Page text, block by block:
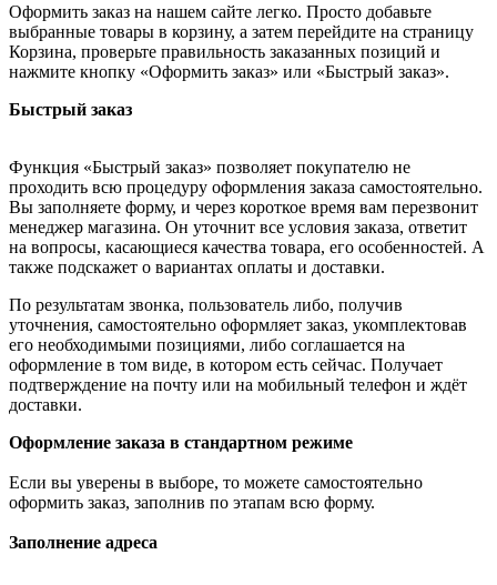
Оформить заказ на нашем сайте легко. Просто добавьте
выбранные товары в корзину, а затем перейдите на страницу
Корзина, проверьте правильность заказанных позиций и
нажмите кнопку «Оформить заказ» или «Быстрый заказ».
Быстрый заказ
Функция «Быстрый заказ» позволяет покупателю не
проходить всю процедуру оформления заказа самостоятельно.
Вы заполняете форму, и через короткое время вам перезвонит
менеджер магазина. Он уточнит все условия заказа, ответит
на вопросы, касающиеся качества товара, его особенностей. А
также подскажет о вариантах оплаты и доставки.
По результатам звонка, пользователь либо, получив
уточнения, самостоятельно оформляет заказ, укомплектовав
его необходимыми позициями, либо соглашается на
оформление в том виде, в котором есть сейчас. Получает
подтверждение на почту или на мобильный телефон и ждёт
доставки.
Оформление заказа в стандартном режиме
Если вы уверены в выборе, то можете самостоятельно
оформить заказ, заполнив по этапам всю форму.
Заполнение адреса